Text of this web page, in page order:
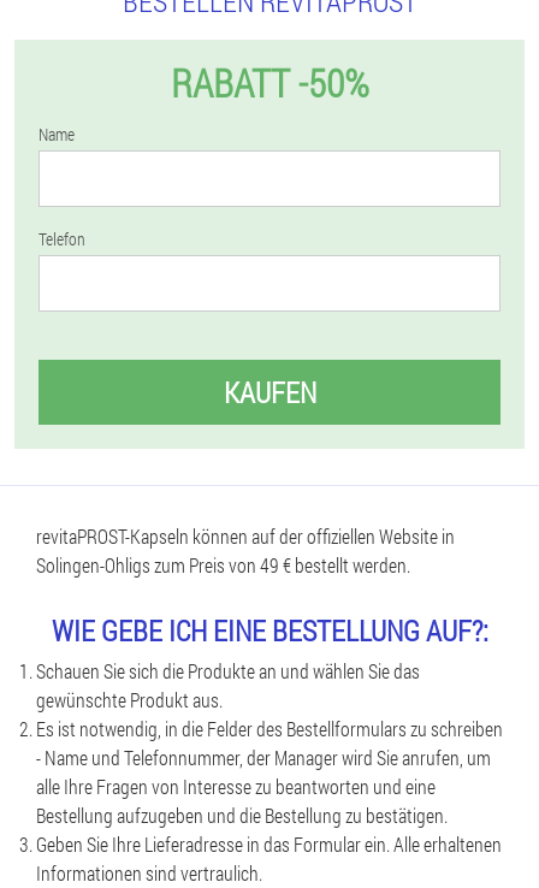
RABATT -50%
Name
Telefon
KAUFEN
revitaPROST-Kapseln können auf der offiziellen Website in
Solingen-Ohligs zum Preis von 49 € bestellt werden.
WIE GEBE ICH EINE BESTELLUNG AUF?:
Schauen Sie sich die Produkte an und wählen Sie das
gewünschte Produkt aus.
Es ist notwendig, in die Felder des Bestellformulars zu schreiben
- Name und Telefonnummer, der Manager wird Sie anrufen, um
alle Ihre Fragen von Interesse zu beantworten und eine
Bestellung aufzugeben und die Bestellung zu bestätigen.
Geben Sie Ihre Lieferadresse in das Formular ein. Alle erhaltenen
Informationen sind vertraulich.